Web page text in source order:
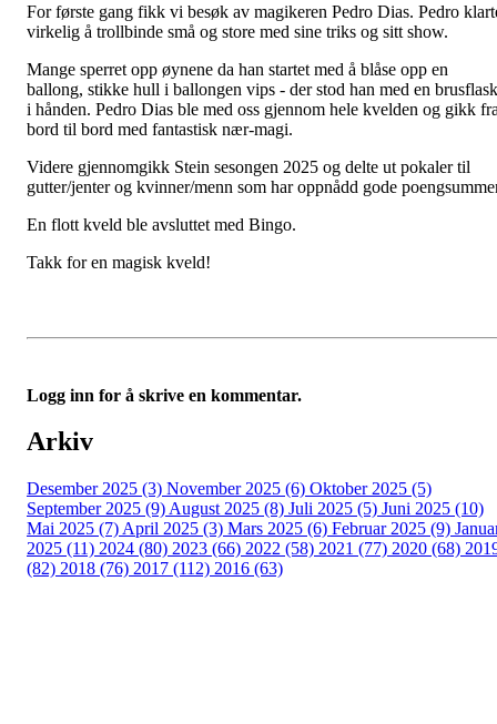
For første gang fikk vi besøk av magikeren Pedro Dias. Pedro
virkelig å trollbinde små og store med sine triks og sitt show.
Mange sperret opp øynene da han startet med å blåse opp en
ballong, stikke hull i ballongen vips - der stod han med en
i hånden. Pedro Dias ble med oss gjennom hele kvelden og gikk
bord til bord med fantastisk nær-magi.
Videre gjennomgikk Stein sesongen 2025 og delte ut pokaler til
gutter/jenter og kvinner/menn som har oppnådd gode
En flott kveld ble avsluttet med Bingo.
Takk for en magisk kveld!
Logg inn for å skrive en kommentar.
Arkiv
Desember 2025 (3) November 2025 (6) Oktober 2025 (5)
September 2025 (9) August 2025 (8) Juli 2025 (5) Juni 2025 (10)
Mai 2025 (7) April 2025 (3) Mars 2025 (6) Februar 2025 (9)
2025 (11) 2024 (80) 2023 (66) 2022 (58) 2021 (77) 2020 (68)
(82) 2018 (76) 2017 (112) 2016 (63)